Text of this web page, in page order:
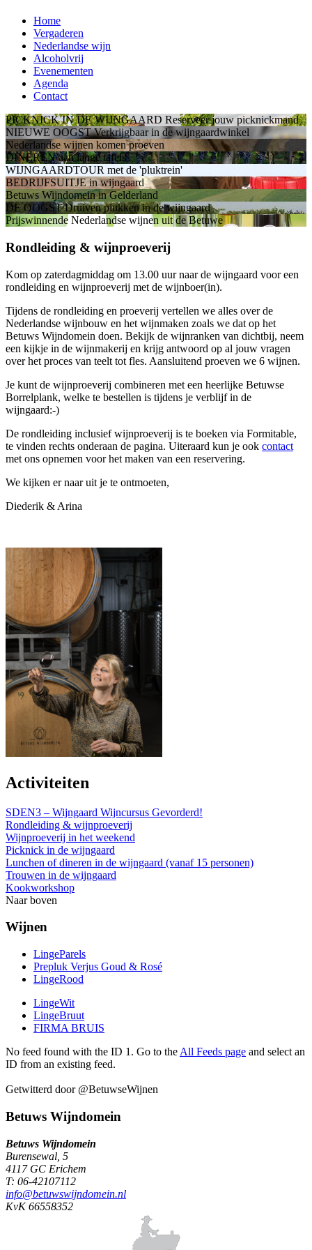
Home
Vergaderen
Nederlandse wijn
Alcoholvrij
Evenementen
Agenda
Contact
PICKNICK IN DE WIJNGAARD Reserveer jouw picknickmand
NIEUWE OOGST Verkrijgbaar in de wijngaardwinkel
Nederlandse wijnen komen proeven
DINEREN aan lange tafels
WIJNGAARDTOUR met de 'pluktrein'
BEDRIJFSUITJE in wijngaard
Betuws Wijndomein in Gelderland
DE OOGST Druiven plukken in de wijngaard
Prijswinnende Nederlandse wijnen uit de Betuwe
Rondleiding & wijnproeverij
Kom op zaterdagmiddag om 13.00 uur naar de wijngaard voor een
rondleiding en wijnproeverij met de wijnboer(in).
Tijdens de rondleiding en proeverij vertellen we alles over de
Nederlandse wijnbouw en het wijnmaken zoals we dat op het
Betuws Wijndomein doen. Bekijk de wijnranken van dichtbij, neem
een kijkje in de wijnmakerij en krijg antwoord op al jouw vragen
over het proces van teelt tot fles. Aansluitend proeven we 6 wijnen.
Je kunt de wijnproeverij combineren met een heerlijke Betuwse
Borrelplank, welke te bestellen is tijdens je verblijf in de
wijngaard:-)
De rondleiding inclusief wijnproeverij is te boeken via Formitable,
te vinden rechts onderaan de pagina. Uiteraard kun je ook contact
met ons opnemen voor het maken van een reservering.
We kijken er naar uit je te ontmoeten,
Diederik & Arina
Activiteiten
SDEN3 – Wijngaard Wijncursus Gevorderd!
Rondleiding & wijnproeverij
Wijnproeverij in het weekend
Picknick in de wijngaard
Lunchen of dineren in de wijngaard (vanaf 15 personen)
Trouwen in de wijngaard
Kookworkshop
Naar boven
Wijnen
LingeParels
Prepluk Verjus Goud & Rosé
LingeRood
LingeWit
LingeBruut
FIRMA BRUIS
No feed found with the ID 1. Go to the All Feeds page and select an
ID from an existing feed.
Getwitterd door @BetuwseWijnen
Betuws Wijndomein
Betuws Wijndomein
Burensewal, 5
4117 GC Erichem
T: 06-42107112
info@betuwswijndomein.nl
KvK 66558352